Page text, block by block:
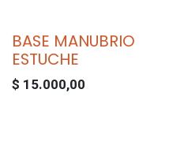
BASE MANUBRIO
ESTUCHE
$ 15.000,00